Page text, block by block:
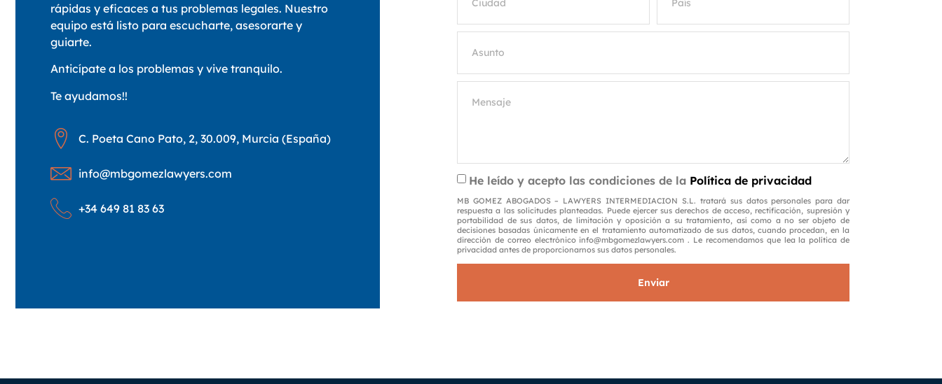
rápidas y eficaces a tus problemas legales. Nuestro
equipo está listo para escucharte, asesorarte y
guiarte.
Anticípate a los problemas y vive tranquilo.
Te ayudamos!!
C. Poeta Cano Pato, 2, 30.009, Murcia (España)
info@mbgomezlawyers.com
+34 649 81 83 63
He leído y acepto las condiciones de la Política de privacidad
MB GOMEZ ABOGADOS – LAWYERS INTERMEDIACION S.L. tratará sus datos personales para dar
respuesta a las solicitudes planteadas. Puede ejercer sus derechos de acceso, rectificación, supresión y
portabilidad de sus datos, de limitación y oposición a su tratamiento, así como a no ser objeto de
decisiones basadas únicamente en el tratamiento automatizado de sus datos, cuando procedan, en la
dirección de correo electrónico info@mbgomezlawyers.com . Le recomendamos que lea la política de
privacidad antes de proporcionarnos sus datos personales.
Enviar